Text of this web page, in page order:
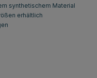
synthetischem Material
erhältlich